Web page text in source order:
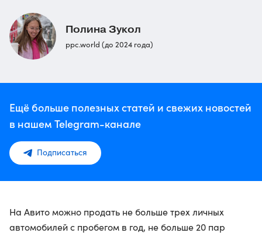
Полина Зукол
ppc.world (до 2024 года)
Ещё больше полезных статей и свежих новостей
в нашем Telegram-канале
Подписаться
На Авито можно продать не больше трех личных
автомобилей с пробегом в год, не больше 20 пар